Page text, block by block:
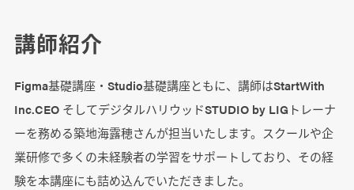
講師紹介
Figma基礎講座・Studio基礎講座ともに、講師はStartWith
Inc.CEO そしてデジタルハリウッドSTUDIO by LIGトレーナ
ーを務める築地海露穂さんが担当いたします。スクールや企
業研修で多くの未経験者の学習をサポートしており、その経
験を本講座にも詰め込んでいただきました。